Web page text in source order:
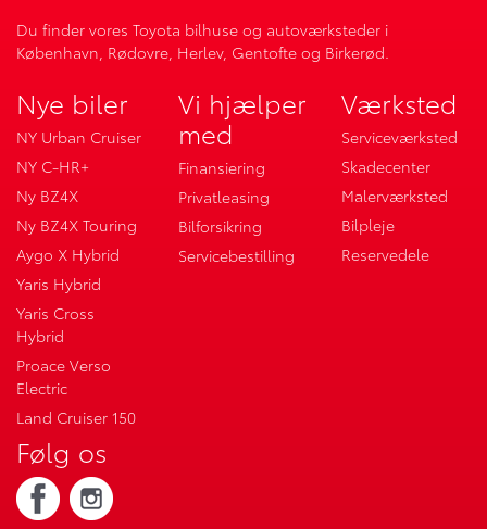
Du finder vores Toyota bilhuse og autoværksteder i
København, Rødovre, Herlev, Gentofte og Birkerød.
Nye biler
NY Urban Cruiser
NY C-HR+
Ny BZ4X
Ny BZ4X Touring
Aygo X Hybrid
Yaris Hybrid
Yaris Cross
Hybrid
Proace Verso
Electric
Land Cruiser 150
Vi hjælper
med
Finansiering
Privatleasing
Bilforsikring
Servicebestilling
Værksted
Serviceværksted
Skadecenter
Malerværksted
Bilpleje
Reservedele
Følg os